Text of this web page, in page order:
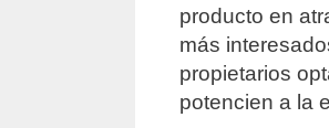
producto en
más
propietarios
potencien a la